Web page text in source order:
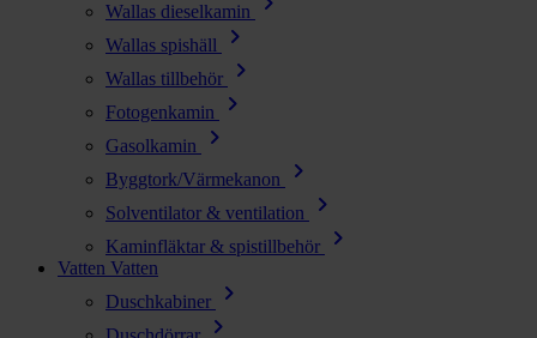
Wallas dieselkamin
Wallas spishäll chevron_right
Wallas tillbehör chevron_right
Fotogenkamin chevron_right
Gasolkamin chevron_right
Byggtork/Värmekanon chevron_right
Solventilator & ventilation chevron_right
Kaminfläktar & spistillbehör chevron_right
Vatten Vatten
Duschkabiner
chevron_right
chevron_right